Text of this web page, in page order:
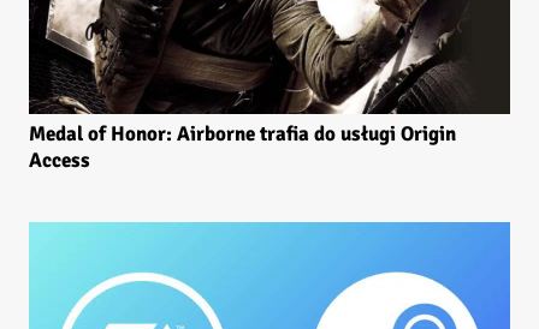
Medal of Honor: Airborne trafia do usługi Origin
Access